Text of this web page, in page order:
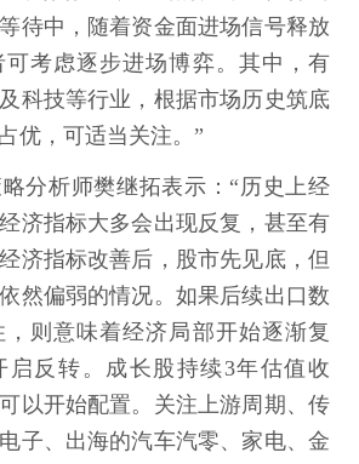
待中，随着资金面进场信号释放
考虑逐步进场博弈。其中，有
科技等行业，根据市场历史筑底
优，可适当关注。”
分析师樊继拓表示：“历史上经
济指标大多会出现反复，甚至有
济指标改善后，股市先见底，但
然偏弱的情况。如果后续出口数
则意味着经济局部开始逐渐复
启反转。成长股持续3年估值收
以开始配置。关注上游周期、传
子、出海的汽车汽零、家电、金